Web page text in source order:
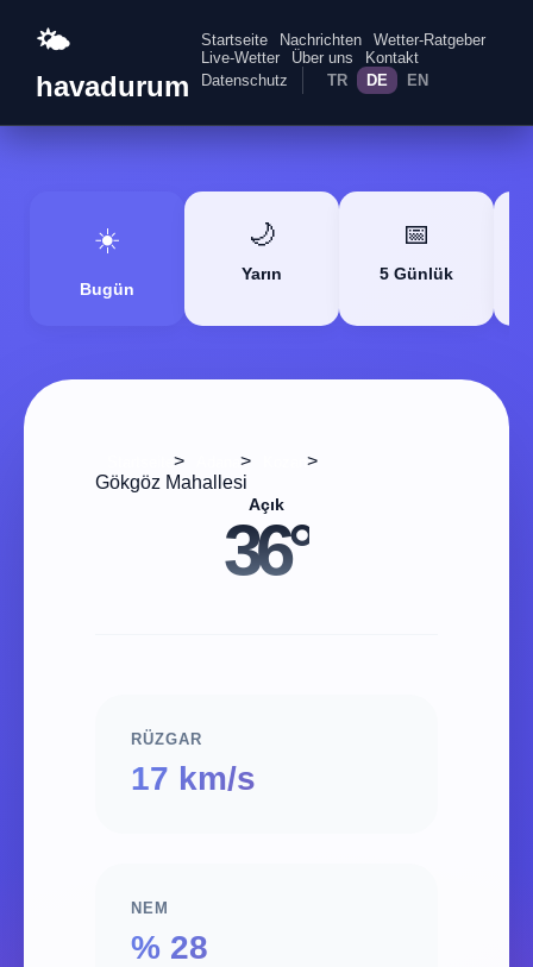
🌤️
havadurum
Startseite Nachrichten
Wetter-Ratgeber
Live-Wetter
Über uns
Kontakt
Datenschutz
TR DE EN
☀️
Bugün
🌙
Yarın
📅
5 Günlük
> >
>
Gökgöz Mahallesi
Açık
36°
RÜZGAR
17 km/s
NEM
% 28